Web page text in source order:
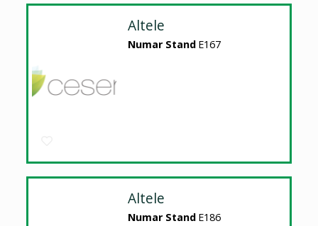
Altele
Numar Stand E167
Altele
Numar Stand E186